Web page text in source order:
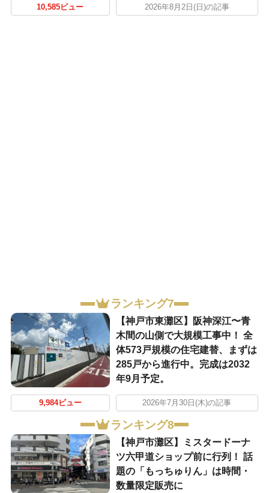
10,585ビュー 2026年8月2日(日)の記事
ランキング7
【神戸市東灘区】阪神深江〜青
木間の山側で大規模工事中！ 全
体573戸規模の住宅建替、まずは
285戸から進行中。完成は2032
年9月予定。
9,984ビュー 2026年7月30日(木)の記事
ランキング8
【神戸市灘区】ミスタードーナ
ツ六甲道ショップ前に行列！ 話
題の「もっちゅりん」は時間・
数量限定販売に